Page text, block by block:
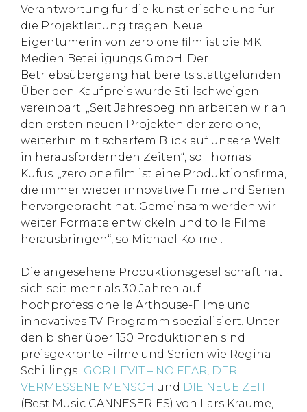
Verantwortung für die künstlerische und für
die Projektleitung tragen. Neue
Eigentümerin von zero one film ist die MK
Medien Beteiligungs GmbH. Der
Betriebsübergang hat bereits stattgefunden.
Über den Kaufpreis wurde Stillschweigen
vereinbart. „Seit Jahresbeginn arbeiten wir an
den ersten neuen Projekten der zero one,
weiterhin mit scharfem Blick auf unsere Welt
in herausfordernden Zeiten“, so Thomas
Kufus. „zero one film ist eine Produktionsfirma,
die immer wieder innovative Filme und Serien
hervorgebracht hat. Gemeinsam werden wir
weiter Formate entwickeln und tolle Filme
herausbringen“, so Michael Kölmel.
Die angesehene Produktionsgesellschaft hat
sich seit mehr als 30 Jahren auf
hochprofessionelle Arthouse-Filme und
innovatives TV-Programm spezialisiert. Unter
den bisher über 150 Produktionen sind
preisgekrönte Filme und Serien wie Regina
Schillings IGOR LEVIT – NO FEAR DER
VERMESSENE MENSCH und DIE NEUE ZEIT
(Best Music CANNESERIES) von Lars Kraume,